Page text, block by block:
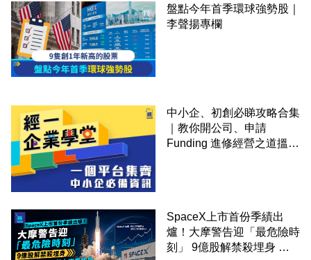
盤點今年首季環球強勢股｜
李聲揚專欄
中小企、初創必睇攻略合集
｜教你開公司、申請
Funding 進修經營之道搵大
SpaceX上市首份季績出
爐！大摩警告迎「最危險時
刻」 9億股解禁殺埋身 拆